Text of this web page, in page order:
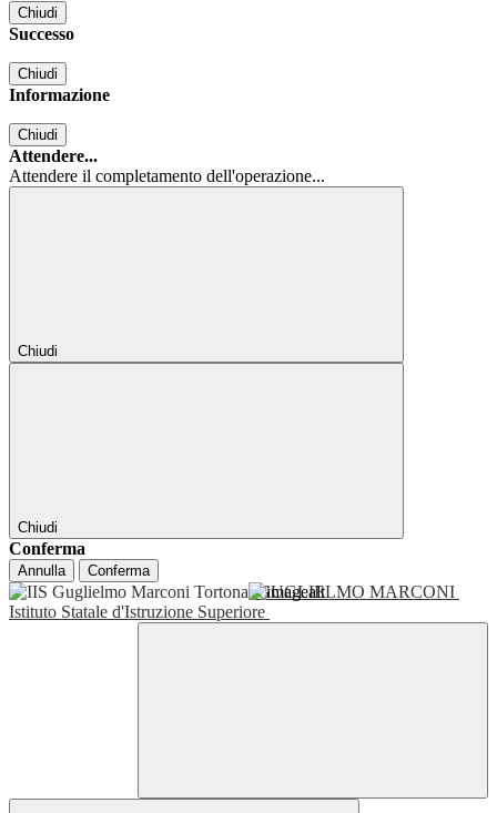
Chiudi
Successo
Chiudi
Informazione
Chiudi
Attendere...
Attendere il completamento dell'operazione...
Chiudi
Chiudi
Conferma
Annulla Conferma
GUGLIELMO MARCONI
Istituto Statale d'Istruzione Superiore